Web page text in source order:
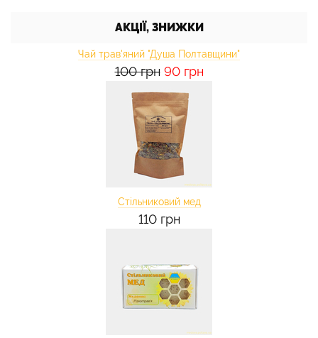
АКЦІЇ, ЗНИЖКИ
Чай трав'яний "Душа Полтавщини"
100 грн 90 грн
Стільниковий мед
110 грн